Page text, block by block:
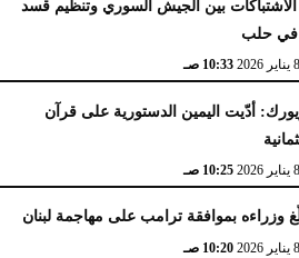
الاشتباكات بين الجيش السوري وتنظيم قسد
في حلب
10:33 صـ
أدّيت اليمين الدستورية على قرآن
10:25 صـ
وزراءه بموافقة ترامب على مهاجمة لبنان
10:20 صـ